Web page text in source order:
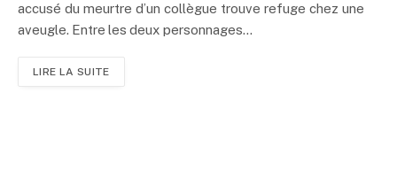
accusé du meurtre d’un collègue trouve refuge chez une
aveugle. Entre les deux personnages...
LIRE LA SUITE